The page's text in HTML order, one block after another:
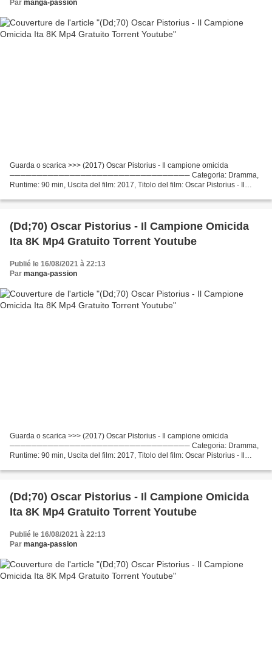
Par manga-passion
Guarda o scarica >>> (2017) Oscar Pistorius - Il campione omicida
───────────────────────────────── Categoria: Dramma,
Runtime: 90 min, Uscita del film: 2017, Titolo del film: Oscar Pistorius - Il
(Dd;70) Oscar Pistorius - Il Campione Omicida
Ita 8K Mp4 Gratuito Torrent Youtube
Publié le 16/08/2021 à 22:13
Par manga-passion
Guarda o scarica >>> (2017) Oscar Pistorius - Il campione omicida
───────────────────────────────── Categoria: Dramma,
Runtime: 90 min, Uscita del film: 2017, Titolo del film: Oscar Pistorius - Il
(Dd;70) Oscar Pistorius - Il Campione Omicida
Ita 8K Mp4 Gratuito Torrent Youtube
Publié le 16/08/2021 à 22:13
Par manga-passion